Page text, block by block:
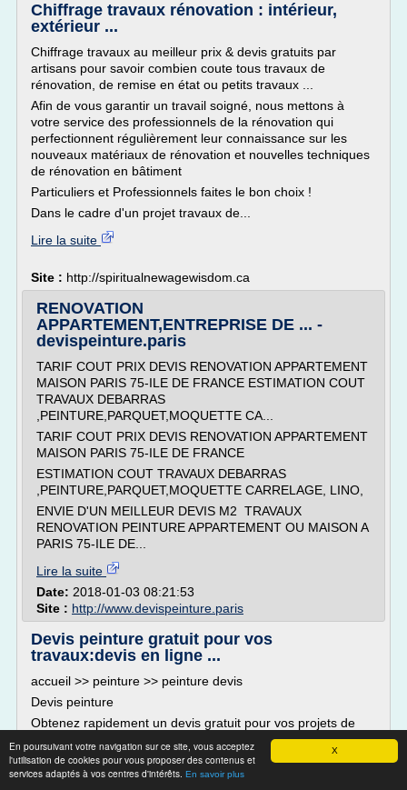
X
En poursuivant votre navigation sur ce site, vous acceptez
l'utilisation de cookies pour vous proposer des contenus et
services adaptés à vos centres d'intérêts. En savoir plus
Chiffrage travaux rénovation : intérieur,
extérieur ...
Chiffrage travaux au meilleur prix & devis gratuits par
artisans pour savoir combien coute tous travaux de
rénovation, de remise en état ou petits travaux ...
Afin de vous garantir un travail soigné, nous mettons à
votre service des professionnels de la rénovation qui
perfectionnent régulièrement leur connaissance sur les
nouveaux matériaux de rénovation et nouvelles techniques
de rénovation en bâtiment
Particuliers et Professionnels faites le bon choix !
Dans le cadre d'un projet travaux de...
Lire la suite
Site : http://spiritualnewagewisdom.ca
RENOVATION
APPARTEMENT,ENTREPRISE DE ... -
devispeinture.paris
TARIF COUT PRIX DEVIS RENOVATION APPARTEMENT
MAISON PARIS 75-ILE DE FRANCE ESTIMATION COUT
TRAVAUX DEBARRAS
,PEINTURE,PARQUET,MOQUETTE CA...
TARIF COUT PRIX DEVIS RENOVATION APPARTEMENT
MAISON PARIS 75-ILE DE FRANCE
ESTIMATION COUT TRAVAUX DEBARRAS
,PEINTURE,PARQUET,MOQUETTE CARRELAGE, LINO,
ENVIE D'UN MEILLEUR DEVIS M2 TRAVAUX
RENOVATION PEINTURE APPARTEMENT OU MAISON A
PARIS 75-ILE DE...
Lire la suite
Date: 2018-01-03 08:21:53
Site : http://www.devispeinture.paris
Devis peinture gratuit pour vos
travaux:devis en ligne ...
accueil >> peinture >> peinture devis
Devis peinture
Obtenez rapidement un devis gratuit pour vos projets de
peinture à la maison,ou au bureau grâce a notre plate
forme de devis spécialisée en travaux peinture.Vous
recevrez jusqu'a 5 devis comparatifs par nos prestataires